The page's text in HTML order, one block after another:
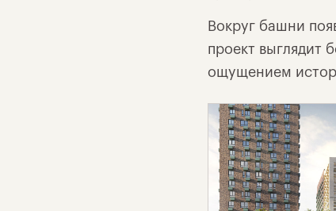
Вокруг башни
проект выглядит
ощущением